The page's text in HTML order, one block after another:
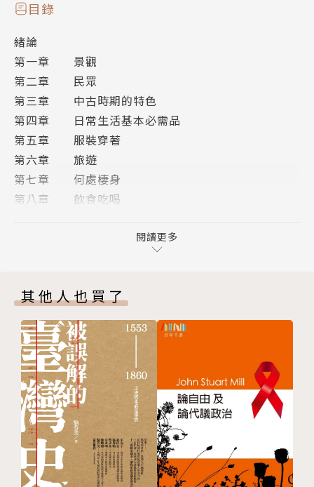
如果想了解身處的這個世紀，最好的方法，便是到其他
十四世紀的英格蘭，是最接近大眾認知的「中古」概
念，騎士、馬上比武、規矩禮節、藝術與建築等等；這
個時期甚至被看作是整個中古時期的縮影：英格蘭內
戰、對抗鄰國蘇格蘭與法蘭西的戰爭、修院隱修制度、
教堂建築、教會修士的傳道、苦修教徒、饑荒、十字軍
東征、農民叛亂，以及最重要的黑死病，十四世紀是了
解中古英格蘭最豐富的時期。
信件、家庭帳冊、詩集、公告以及大英圖書館提供的珍
馬踏上時空之旅，漫遊十四世紀的英格蘭巷弄，正是了
解中古世紀最佳的臨場體驗。
＊珍貴歷史繪畫圖集
作者簡介
伊恩‧莫蒂默（Ian Mortimer）
埃克塞特大學文學博士、倫敦大學學院檔案學碩士。一
目錄
緒論
第一章 景觀
第二章 民眾
第三章 中古時期的特色
第四章 日常生活基本必需品
第五章 服裝穿著
第六章 旅遊
第七章 何處棲身
第八章 飲食吃喝
謝辭
圖片說明
版權頁
閱讀更多
其他人也買了